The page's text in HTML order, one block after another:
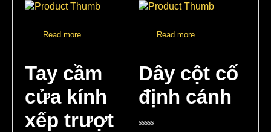
Read more
Tay cầm
cửa kính
xếp trượt
Read more
Dây cột cố
định cánh